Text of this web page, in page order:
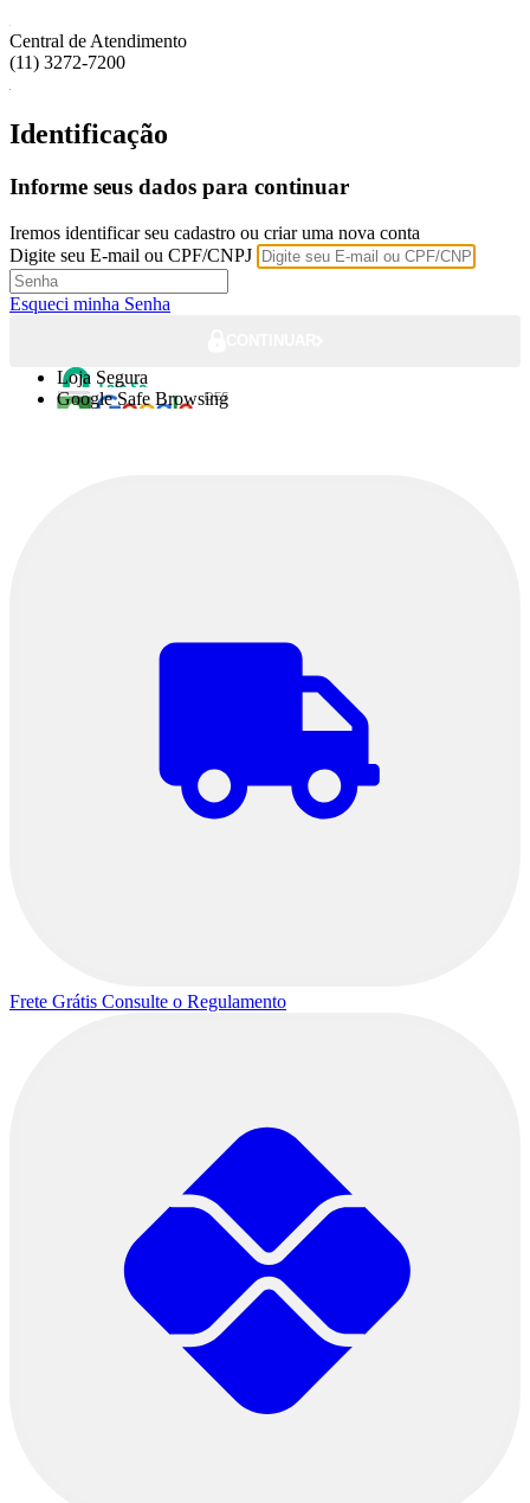
Central de Atendimento
(11) 3272-7200
Identificação
Informe seus dados para continuar
Iremos identificar seu cadastro ou criar uma nova conta
Digite seu E-mail ou CPF/CNPJ
Esqueci minha Senha
Loja Segura
Google Safe Browsing
Frete Grátis Consulte o Regulamento